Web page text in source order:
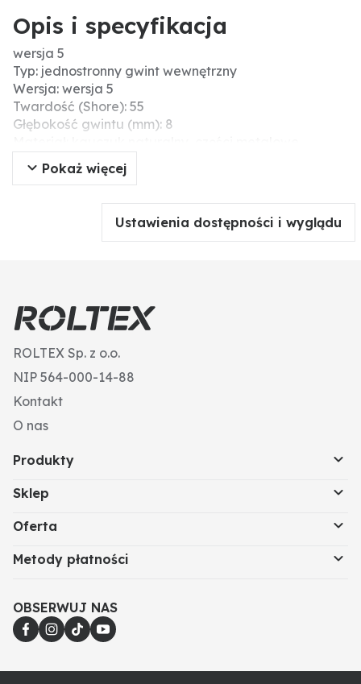
Opis i specyfikacja
wersja 5
Typ: jednostronny gwint wewnętrzny
Wersja: wersja 5
Twardość (Shore): 55
Głębokość gwintu (mm): 8
ocynkowane na biało
H (mm): 20
Pokaż więcej
Ustawienia dostępności i wyglądu
ROLTEX Sp. z o.o.
NIP 564-000-14-88
Kontakt
O nas
Produkty
Sklep
Oferta
Metody płatności
OBSERWUJ NAS